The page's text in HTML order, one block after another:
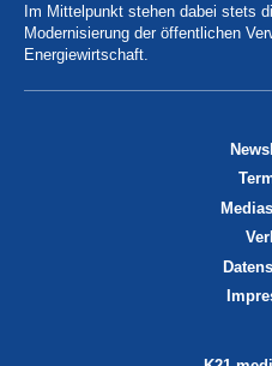
Im Mittelpunkt stehen dabei stets
Modernisierung der öffentlichen
Energiewirtschaft.